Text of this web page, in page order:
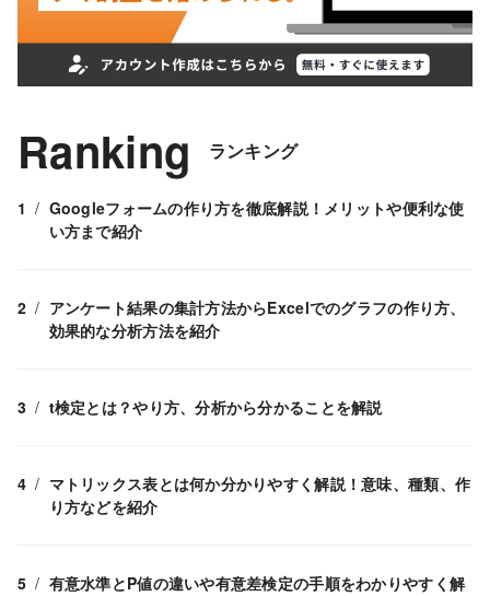
Ranking ランキング
Googleフォームの作り方を徹底解説！メリットや便利な使
い方まで紹介
アンケート結果の集計方法からExcelでのグラフの作り方、
効果的な分析方法を紹介
t検定とは？やり方、分析から分かることを解説
マトリックス表とは何か分かりやすく解説！意味、種類、作
り方などを紹介
有意水準とP値の違いや有意差検定の手順をわかりやすく解